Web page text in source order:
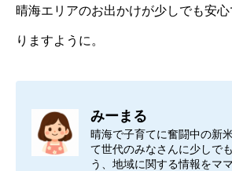
晴海エリアのお出かけが少しでも安
りますように。
みーまる
晴海で子育てに奮闘中の新
て世代のみなさんに少しで
う、地域に関する情報をマ